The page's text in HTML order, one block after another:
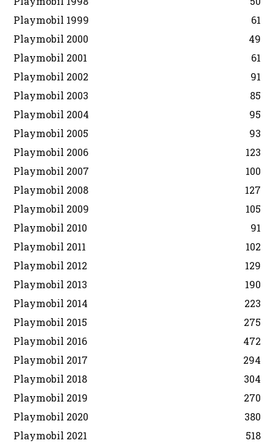
Playmobil 1999
61
Playmobil 2000
49
Playmobil 2001
61
Playmobil 2002
91
Playmobil 2003
85
Playmobil 2004
95
Playmobil 2005
93
Playmobil 2006
123
Playmobil 2007
100
Playmobil 2008
127
Playmobil 2009
105
Playmobil 2010
91
Playmobil 2011
102
Playmobil 2012
129
Playmobil 2013
190
Playmobil 2014
223
Playmobil 2015
275
Playmobil 2016
472
Playmobil 2017
294
Playmobil 2018
304
Playmobil 2019
270
Playmobil 2020
380
Playmobil 2021
518